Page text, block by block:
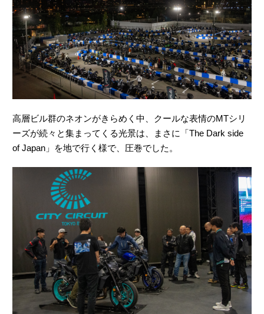
高層ビル群のネオンがきらめく中、クールな表情のMTシリ
ーズが続々と集まってくる光景は、まさに「The Dark side
of Japan」を地で行く様で、圧巻でした。